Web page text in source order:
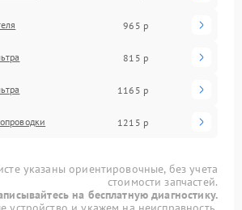
965 р
815 р
1165 р
1215 р
указаны ориентировочные, без учета
стоимости запчастей.
на бесплатную диагностику.